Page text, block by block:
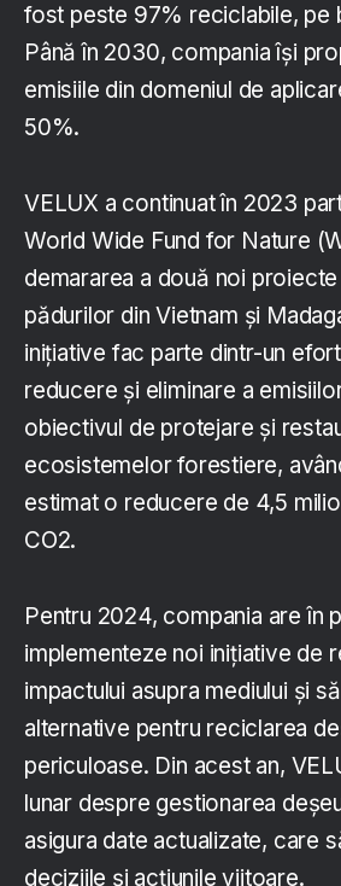
fost peste 97% reciclabile, pe
Până în 2030, compania își
emisiile din domeniul de
50%.
VELUX a continuat în 2023
World Wide Fund for Nature
demararea a două noi
pădurilor din Vietnam și
inițiative fac parte dintr-un
reducere și eliminare a
obiectivul de protejare și
ecosistemelor forestiere,
estimat o reducere de 4,5
CO2.
Pentru 2024, compania are în
implementeze noi inițiative de
impactului asupra mediului și
alternative pentru reciclarea
periculoase. Din acest an,
lunar despre gestionarea
asigura date actualizate, care
deciziile și acțiunile viitoare.